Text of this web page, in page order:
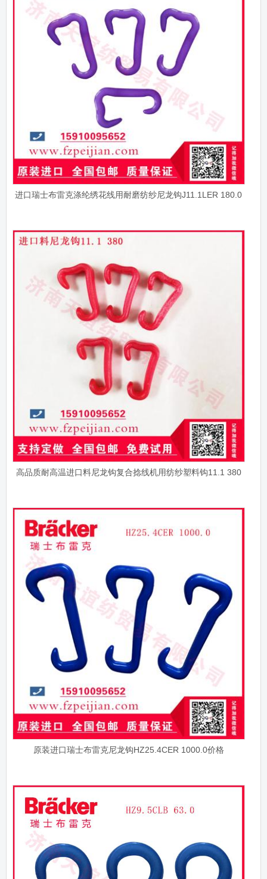
进口瑞士布雷克涤纶绣花线用耐磨纺纱尼龙钩J11.1LER 180.0
高品质耐高温进口料尼龙钩复合捻线机用纺纱塑料钩11.1 380
原装进口瑞士布雷克尼龙钩HZ25.4CER 1000.0价格